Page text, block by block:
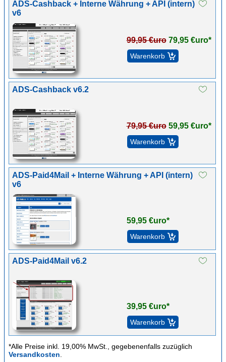
ADS-Cashback + Interne Währung + API (intern)
v6
99,95 €uro 79,95 €uro*
ADS-Cashback v6.2
79,95 €uro 59,95 €uro*
ADS-Paid4Mail + Interne Währung + API (intern)
v6
59,95 €uro*
ADS-Paid4Mail v6.2
39,95 €uro*
*Alle Preise inkl. 19,00% MwSt., gegebenenfalls zuzüglich
Versandkosten